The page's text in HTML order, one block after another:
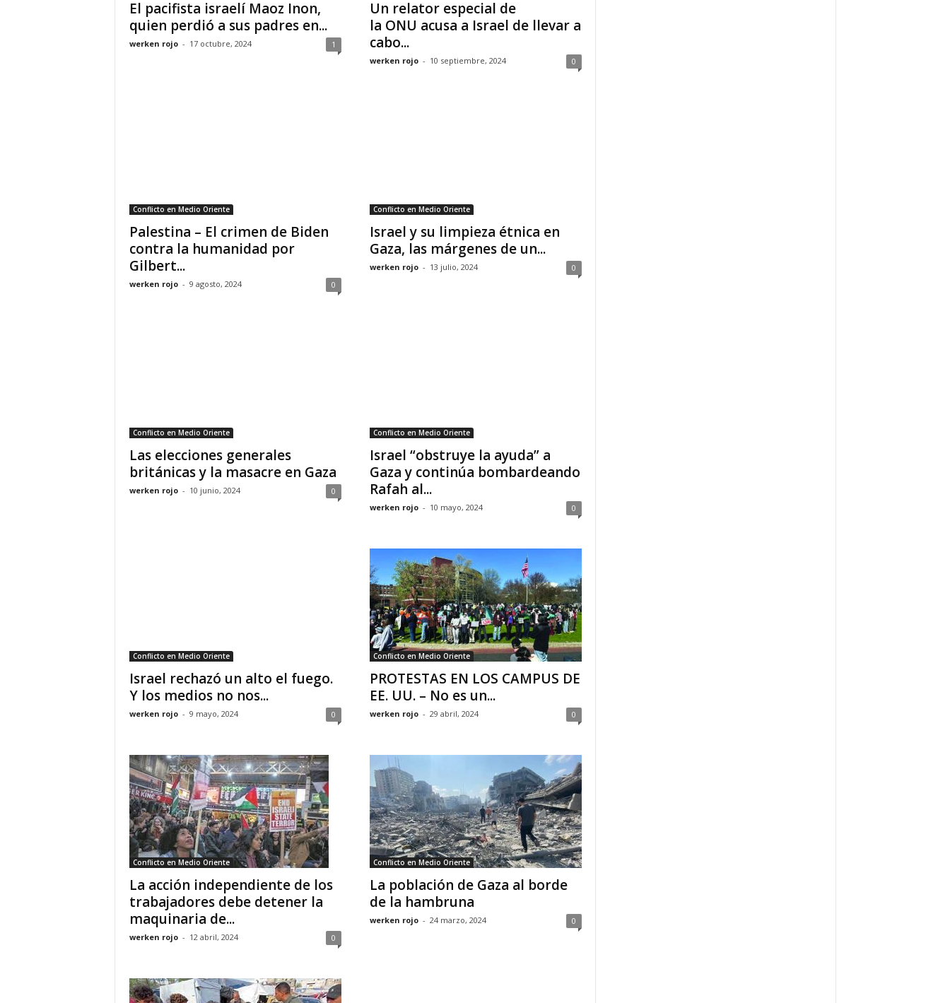
El pacifista israelí Maoz Inon,
quien perdió a sus padres en...
werken rojo - 17 octubre, 2024 1
Un relator especial de
la ONU acusa a Israel de llevar a
cabo...
werken rojo - 10 septiembre, 2024 0
Conflicto en Medio Oriente
Palestina – El crimen de Biden
contra la humanidad por
Gilbert...
werken rojo - 9 agosto, 2024 0
Conflicto en Medio Oriente
Israel y su limpieza étnica en
Gaza, las márgenes de un...
werken rojo - 13 julio, 2024 0
Conflicto en Medio Oriente
Las elecciones generales
británicas y la masacre en Gaza
werken rojo - 10 junio, 2024 0
Conflicto en Medio Oriente
Israel “obstruye la ayuda” a
Gaza y continúa bombardeando
Rafah al...
werken rojo - 10 mayo, 2024 0
Conflicto en Medio Oriente
Israel rechazó un alto el fuego.
Y los medios no nos...
werken rojo - 9 mayo, 2024 0
Conflicto en Medio Oriente
PROTESTAS EN LOS CAMPUS DE
EE. UU. – No es un...
werken rojo - 29 abril, 2024 0
Conflicto en Medio Oriente
La acción independiente de los
trabajadores debe detener la
maquinaria de...
werken rojo - 12 abril, 2024 0
Conflicto en Medio Oriente
La población de Gaza al borde
de la hambruna
werken rojo - 24 marzo, 2024 0